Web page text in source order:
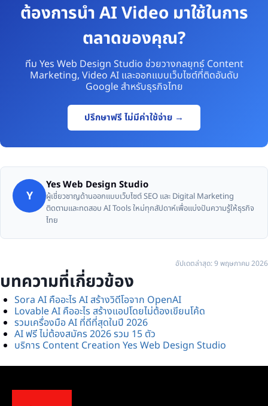
ต้องการนำ AI Video มาใช้ในการ
ตลาดของคุณ?
ทีม Yes Web Design Studio ช่วยวางกลยุทธ์ Content
Marketing, Video AI และออกแบบเว็บไซต์ที่ติดอันดับ
Google สำหรับธุรกิจไทย
ปรึกษาฟรี ไม่มีค่าใช้จ่าย →
Y
Yes Web Design Studio
ผู้เชี่ยวชาญด้านออกแบบเว็บไซต์ SEO และ Digital Marketing
ติดตามและทดสอบ AI Tools ใหม่ทุกสัปดาห์เพื่อแบ่งปันความรู้ให้ธุรกิจ
ไทย
อัปเดตล่าสุด: 9 พฤษภาคม 2026
บทความที่เกี่ยวข้อง
Sora AI คืออะไร AI สร้างวิดีโอจาก OpenAI
Lovable AI คืออะไร สร้างแอปโดยไม่ต้องเขียนโค้ด
รวมเครื่องมือ AI ที่ดีที่สุดในปี 2026
AI ฟรี ไม่ต้องสมัคร 2026 รวม 15 ตัว
บริการ Content Creation Yes Web Design Studio